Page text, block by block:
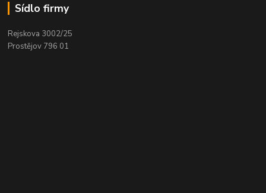
Sídlo firmy
Rejskova 3002/25
Prostějov 796 01